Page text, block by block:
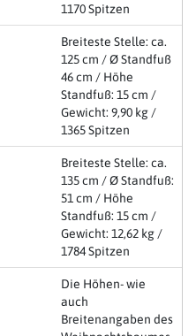
1170 Spitzen
Breiteste Stelle: ca.
125 cm / Ø Standfuß
46 cm / Höhe
Standfuß: 15 cm /
Gewicht: 9,90 kg /
1365 Spitzen
Breiteste Stelle: ca.
135 cm / Ø Standfuß:
51 cm / Höhe
Standfuß: 15 cm /
Gewicht: 12,62 kg /
1784 Spitzen
Die Höhen- wie
auch
Breitenangaben des